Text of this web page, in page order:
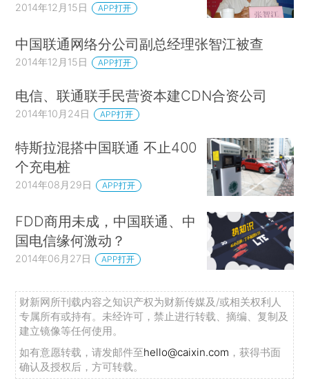
2014年12月15日 APP打开
中国联通网络分公司副总经理张智江被查
2014年12月15日 APP打开
电信、联通联手民营资本建CDN合资公司
2014年10月24日 APP打开
特斯拉混搭中国联通 不止400
个充电桩
2014年08月29日 APP打开
FDD商用未成，中国联通、中
国电信缘何激动？
2014年06月27日 APP打开
财新网所刊载内容之知识产权为财新传媒及/或相关权利人
专属所有或持有。未经许可，禁止进行转载、摘编、复制及
建立镜像等任何使用。
如有意愿转载，请发邮件至hello@caixin.com ，获得书面
确认及授权后，方可转载。